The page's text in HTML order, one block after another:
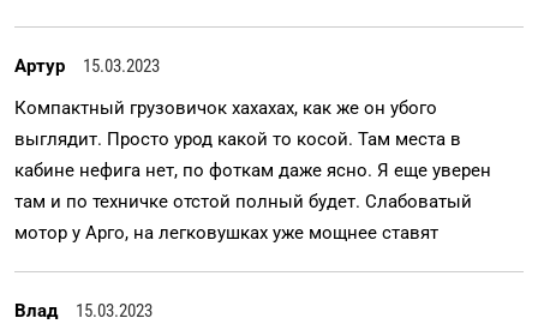
Артур
15.03.2023
Компактный грузовичок хахахах, как же он убого
выглядит. Просто урод какой то косой. Там места в
кабине нефига нет, по фоткам даже ясно. Я еще уверен
там и по техничке отстой полный будет. Слабоватый
мотор у Арго, на легковушках уже мощнее ставят
Влад
15.03.2023